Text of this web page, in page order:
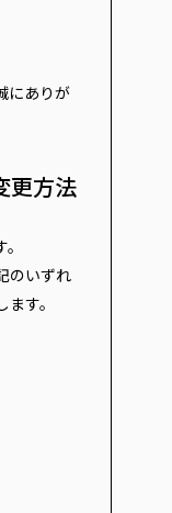
にありが
更方法
のいずれ
す。